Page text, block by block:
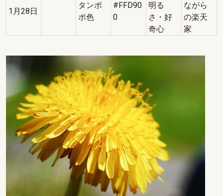
1月28日
タンポ
ポ色
#FFD90
0
明る
さ・好
奇心
ながら
の楽天
家